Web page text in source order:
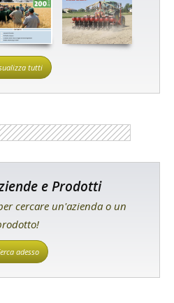
tutti
e Prodotti
cercare un'azienda o un
adesso